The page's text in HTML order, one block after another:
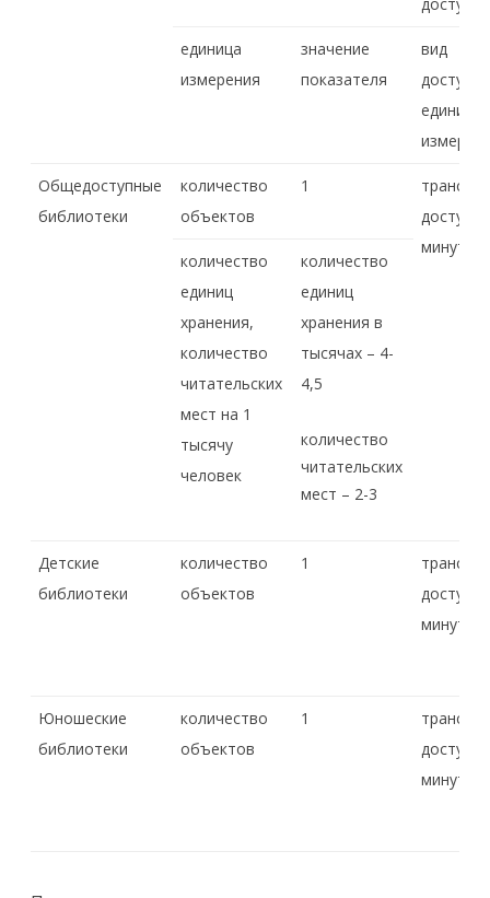
единица
измерения
значение
показателя
вид
единица
Общедоступные
библиотеки
количество
объектов
1
минуты
количество
единиц
хранения,
количество
читательских
мест на 1
тысячу
человек
количество
единиц
хранения в
тысячах – 4-
4,5
количество
читательских
мест – 2-3
Детские
библиотеки
количество
объектов
1
минуты
Юношеские
библиотеки
количество
объектов
1
минуты